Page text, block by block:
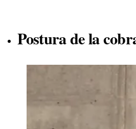
Postura de la